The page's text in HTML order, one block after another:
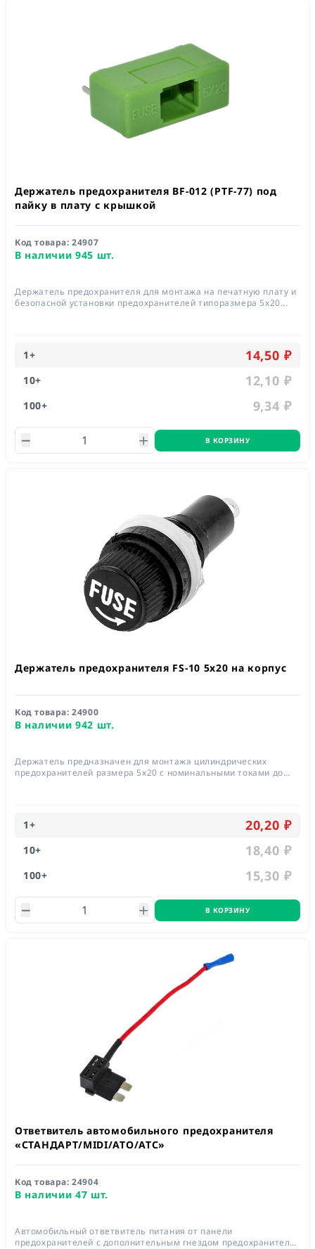
Держатель предохранителя BF-012 (PTF-77) под
пайку в плату с крышкой
Код товара:24907
В наличии 945 шт.
Держатель предохранителя для монтажа на печатную плату и
безопасной установки предохранителей типоразмера 5x20...
1+ 14,50 ₽
10+ 12,10 ₽
100+ 9,34 ₽
В КОРЗИНУ
Держатель предохранителя FS-10 5x20 на корпус
Код товара:24900
В наличии 942 шт.
Держатель предназначен для монтажа цилиндрических
предохранителей размера 5х20 с номинальными токами до
1+ 20,20 ₽
10+ 18,40 ₽
100+ 15,30 ₽
В КОРЗИНУ
Ответвитель автомобильного предохранителя
«СТАНДАРТ/MIDI/ATO/ATC»
Код товара:24904
В наличии 47 шт.
Автомобильный ответвитель питания от панели
предохранителей с дополнительным гнездом предохранителя